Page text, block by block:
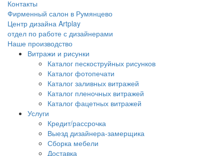
Контакты
Фирменный салон в Румянцево
Центр дизайна Artplay
отдел по работе с дизайнерами
Наше производство
Витражи и рисунки
Каталог пескоструйных рисунков
Каталог фотопечати
Каталог заливных витражей
Каталог пленочных витражей
Каталог фацетных витражей
Услуги
Кредит/рассрочка
Выезд дизайнера-замерщика
Сборка мебели
Доставка